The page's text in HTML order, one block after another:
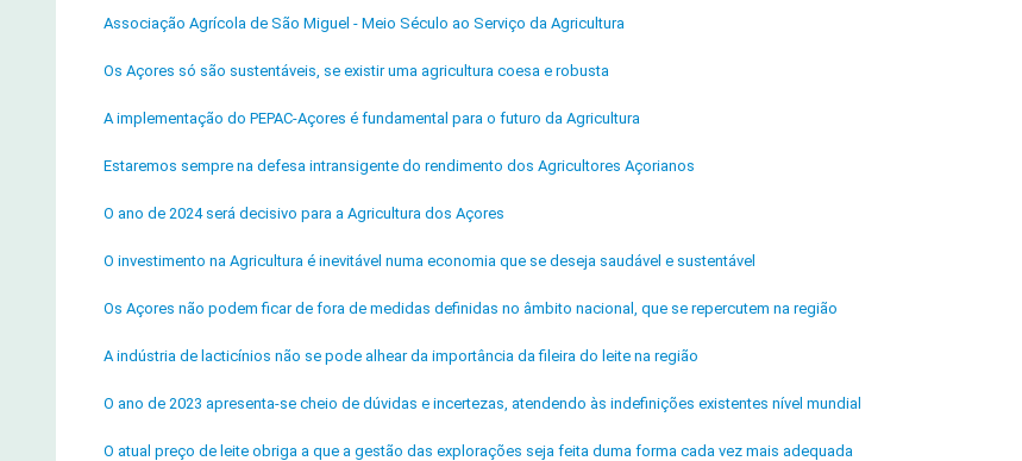
Associação Agrícola de São Miguel - Meio Século ao Serviço da Agricultura
Os Açores só são sustentáveis, se existir uma agricultura coesa e robusta
A implementação do PEPAC-Açores é fundamental para o futuro da Agricultura
Estaremos sempre na defesa intransigente do rendimento dos Agricultores Açorianos
O ano de 2024 será decisivo para a Agricultura dos Açores
O investimento na Agricultura é inevitável numa economia que se deseja saudável e sustentável
Os Açores não podem ficar de fora de medidas definidas no âmbito nacional, que se repercutem na região
A indústria de lacticínios não se pode alhear da importância da fileira do leite na região
O ano de 2023 apresenta-se cheio de dúvidas e incertezas, atendendo às indefinições existentes nível mundial
O atual preço de leite obriga a que a gestão das explorações seja feita duma forma cada vez mais adequada